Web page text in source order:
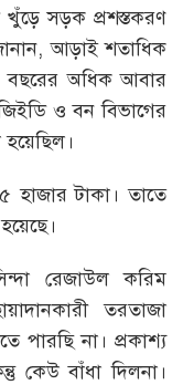
খুঁড়ে সড়ক প্রশস্তকরণ
আড়াই শতাধিক
বছরের অধিক আবার
ও বন বিভাগের
হাজার টাকা। তাতে
রেজাউল করিম
তরতাজা
পারছি না। প্রকাশ্য
কেউ বাঁধা দিলনা।